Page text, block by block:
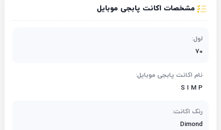
مشخصات اکانت پابجی موبایل
لول:
70
نام اکانت پابجی موبایل:
S I M P
رنک اکانت:
Dimond